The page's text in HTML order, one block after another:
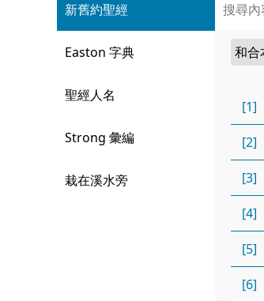
新舊約聖經
Easton 字典
聖經人名
Strong 彙編
栽在溪水旁
[1]
[2]
[3]
[4]
[5]
[6]